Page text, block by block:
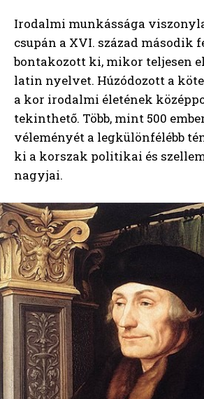
Irodalmi munkássága
csupán a XVI. század második
bontakozott ki, mikor teljesen
latin nyelvet. Húzódozott a
a kor irodalmi életének
tekinthető. Több, mint 500
véleményét a legkülönfélébb
ki a korszak politikai és
nagyjai.